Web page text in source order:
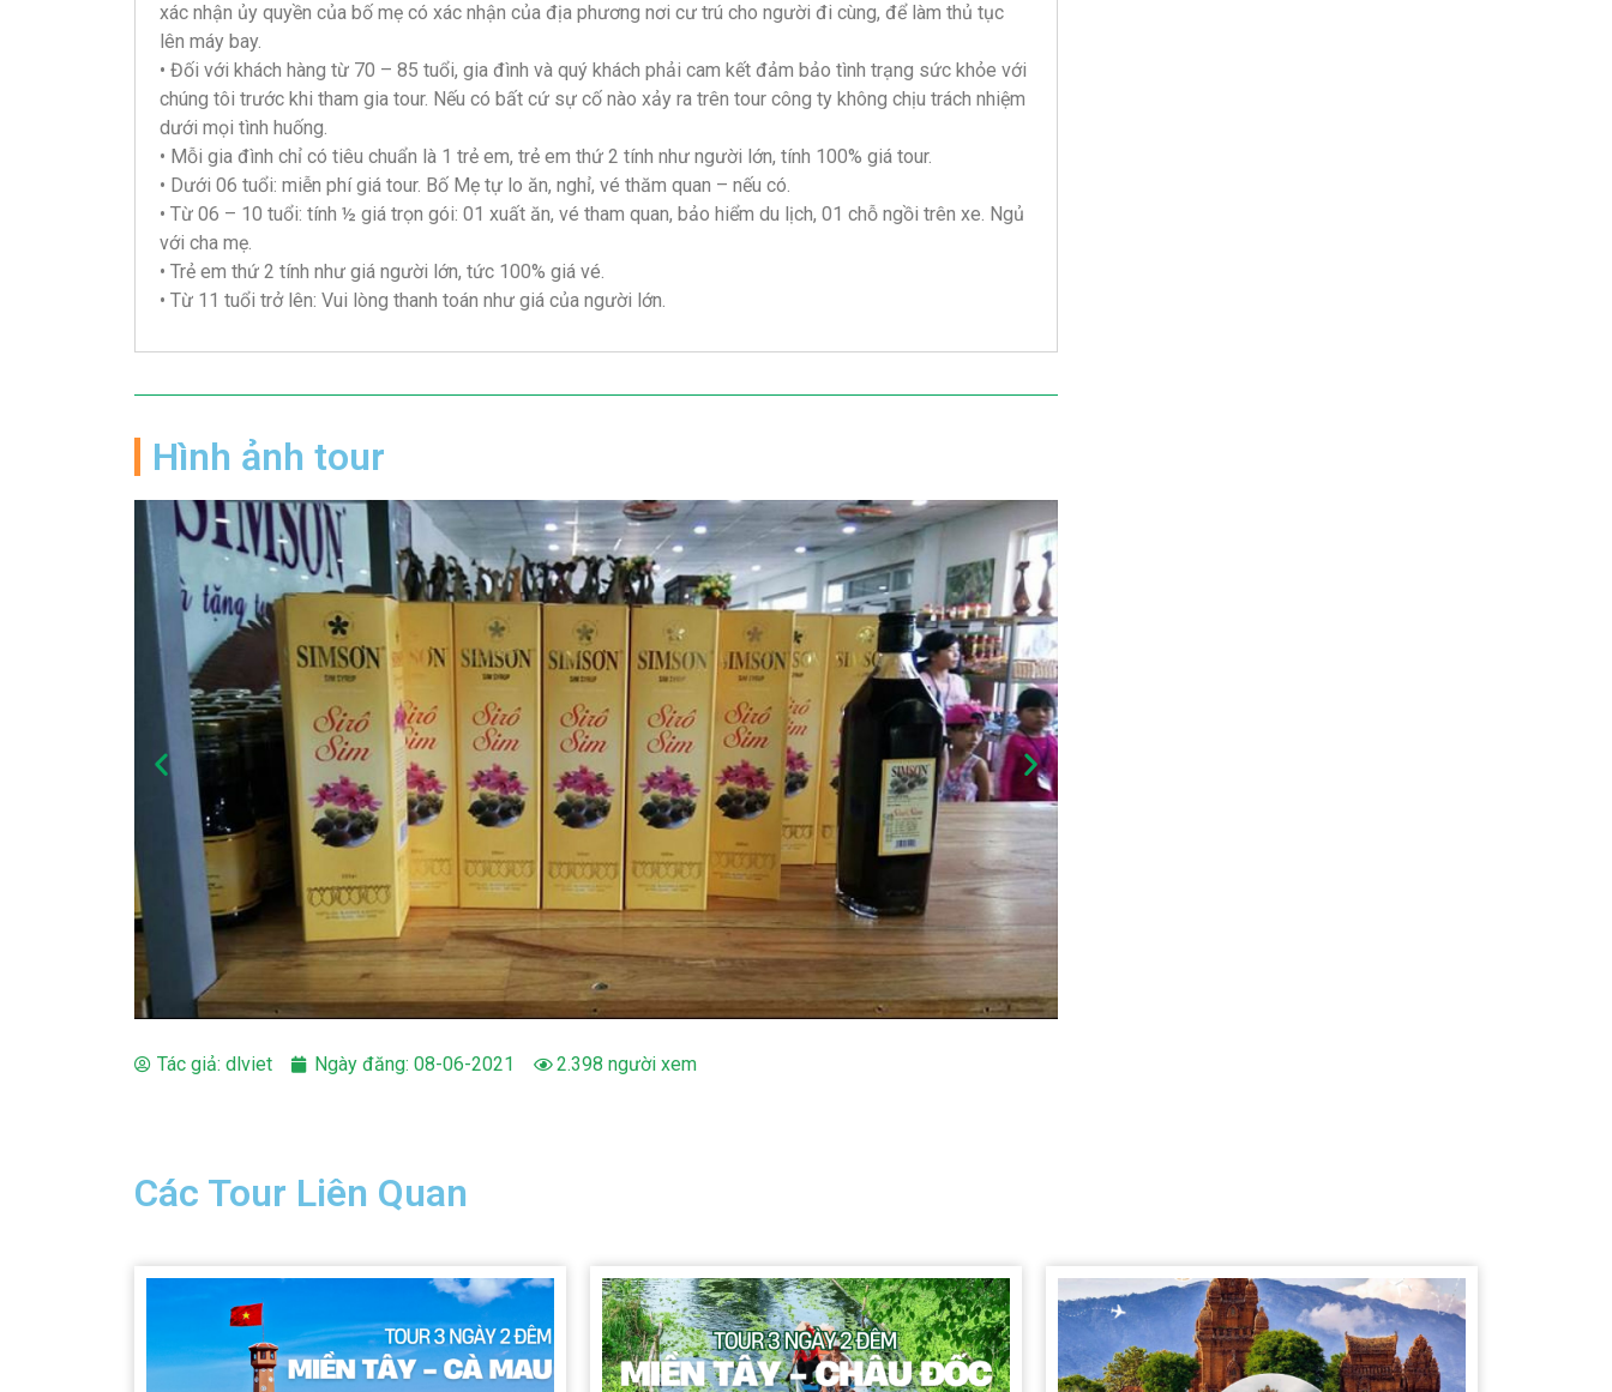
xác nhận ủy quyền của bố mẹ có xác nhận của địa phương nơi cư trú cho người đi cùng, để làm thủ tục
lên máy bay.
• Đối với khách hàng từ 70 – 85 tuổi, gia đình và quý khách phải cam kết đảm bảo tình trạng sức khỏe với
chúng tôi trước khi tham gia tour. Nếu có bất cứ sự cố nào xảy ra trên tour công ty không chịu trách nhiệm
dưới mọi tình huống.
• Mỗi gia đình chỉ có tiêu chuẩn là 1 trẻ em, trẻ em thứ 2 tính như người lớn, tính 100% giá tour.
• Dưới 06 tuổi: miễn phí giá tour. Bố Mẹ tự lo ăn, nghỉ, vé thăm quan – nếu có.
• Từ 06 – 10 tuổi: tính ½ giá trọn gói: 01 xuất ăn, vé tham quan, bảo hiểm du lịch, 01 chỗ ngồi trên xe. Ngủ
với cha mẹ.
• Trẻ em thứ 2 tính như giá người lớn, tức 100% giá vé.
• Từ 11 tuổi trở lên: Vui lòng thanh toán như giá của người lớn.
Hình ảnh tour
Tác giả: dlviet Ngày đăng: 08-06-2021 2.398 người xem
Các Tour Liên Quan